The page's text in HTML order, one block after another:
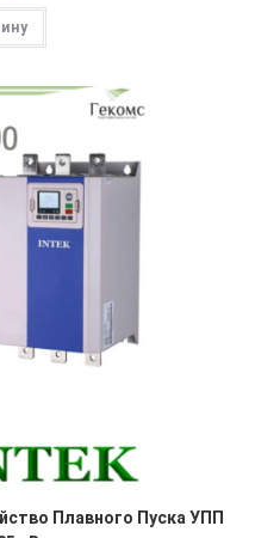
Плавного Пуска УПП